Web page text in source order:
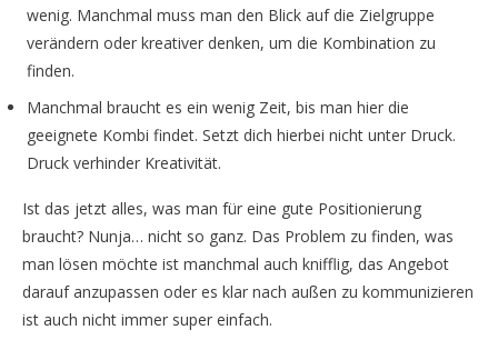
wenig. Manchmal muss man den Blick auf die Zielgruppe
verändern oder kreativer denken, um die Kombination zu
finden.
Manchmal braucht es ein wenig Zeit, bis man hier die
geeignete Kombi findet. Setzt dich hierbei nicht unter Druck.
Druck verhinder Kreativität.
Ist das jetzt alles, was man für eine gute Positionierung
braucht? Nunja… nicht so ganz. Das Problem zu finden, was
man lösen möchte ist manchmal auch knifflig, das Angebot
darauf anzupassen oder es klar nach außen zu kommunizieren
ist auch nicht immer super einfach.